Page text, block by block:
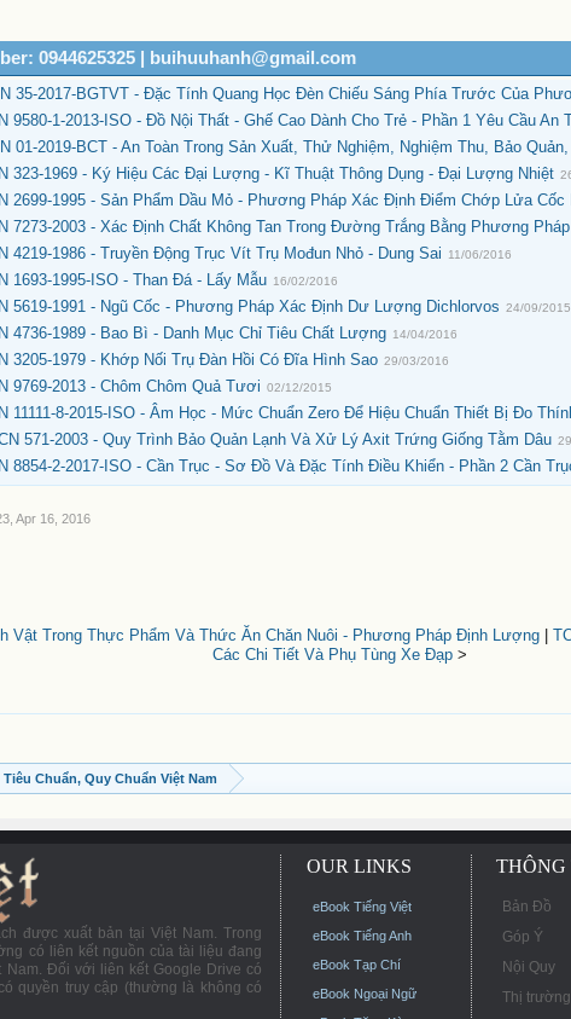
0944625325 | buihuuhanh@gmail.com
35-2017-BGTVT - Đặc Tính Quang Học Đèn Chiếu Sáng Phía Trước Của
9580-1-2013-ISO - Đồ Nội Thất - Ghế Cao Dành Cho Trẻ - Phần 1 Yêu Cầu An
01-2019-BCT - An Toàn Trong Sản Xuất, Thử Nghiệm, Nghiệm Thu, Bảo
323-1969 - Ký Hiệu Các Đại Lượng - Kĩ Thuật Thông Dụng - Đại Lượng Nhiệt
2699-1995 - Sản Phẩm Dầu Mỏ - Phương Pháp Xác Định Điểm Chớp Lửa Cốc
7273-2003 - Xác Định Chất Không Tan Trong Đường Trắng Bằng Phương
4219-1986 - Truyền Động Trục Vít Trụ Mođun Nhỏ - Dung Sai 11/06/2016
1693-1995-ISO - Than Đá - Lấy Mẫu 16/02/2016
5619-1991 - Ngũ Cốc - Phương Pháp Xác Định Dư Lượng Dichlorvos 24/09/2015
4736-1989 - Bao Bì - Danh Mục Chỉ Tiêu Chất Lượng 14/04/2016
3205-1979 - Khớp Nối Trụ Đàn Hồi Có Đĩa Hình Sao 29/03/2016
9769-2013 - Chôm Chôm Quả Tươi 02/12/2015
11111-8-2015-ISO - Âm Học - Mức Chuẩn Zero Để Hiệu Chuẩn Thiết Bị Đo
571-2003 - Quy Trình Bảo Quản Lạnh Và Xử Lý Axit Trứng Giống Tằm Dâu
8854-2-2017-ISO - Cần Trục - Sơ Đồ Và Đặc Tính Điều Khiển - Phần 2 Cần
Apr 16, 2016
Vật Trong Thực Phẩm Và Thức Ăn Chăn Nuôi - Phương Pháp Định Lượng|
Các Chi Tiết Và Phụ Tùng Xe Đạp>
Tiêu Chuẩn, Quy Chuẩn Việt Nam
được xuất bản tại Việt Nam. Trong
có liên kết nguồn của tài liệu đang
Đối với liên kết Google Drive có
quyền truy cập (thường là không có
OUR LINKS
eBook Tiếng Việt
eBook Tiếng Anh
eBook Tạp Chí
eBook Ngoại Ngữ
THÔNG
Bản Đồ
Góp Ý
Nội Quy
Thị trường